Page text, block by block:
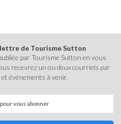
de Tourisme Sutton
par Tourisme Sutton en vous
recevrez un ou deux courriels par
événements à venir.